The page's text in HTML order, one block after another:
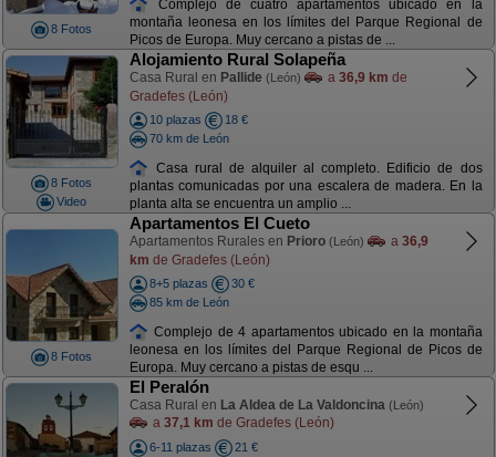
8 Fotos
Complejo de cuatro apartamentos ubicado en la
montaña leonesa en los límites del Parque Regional de
Picos de Europa. Muy cercano a pistas de ...
8 Fotos
Video
Alojamiento Rural Solapeña
Casa Rural en Pallide (León) a 36,9 km de
Gradefes (León)
10 plazas
18 €
70 km de León
Casa rural de alquiler al completo. Edificio de dos
plantas comunicadas por una escalera de madera. En la
planta alta se encuentra un amplio ...
8 Fotos
Apartamentos El Cueto
Apartamentos Rurales en Prioro (León) a 36,9
km de Gradefes (León)
8+5 plazas
30 €
85 km de León
Complejo de 4 apartamentos ubicado en la montaña
leonesa en los límites del Parque Regional de Picos de
Europa. Muy cercano a pistas de esqu ...
El Peralón
Casa Rural en La Aldea de La Valdoncina (León)
a 37,1 km de Gradefes (León)
6-11 plazas
21 €